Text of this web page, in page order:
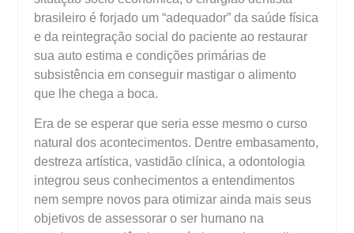
brasileiro é forjado um “adequador” da saúde física
e da reintegração social do paciente ao restaurar
sua auto estima e condições primárias de
subsistência em conseguir mastigar o alimento
que lhe chega a boca.
Era de se esperar que seria esse mesmo o curso
natural dos acontecimentos. Dentre embasamento,
destreza artística, vastidão clínica, a odontologia
integrou seus conhecimentos a entendimentos
nem sempre novos para otimizar ainda mais seus
objetivos de assessorar o ser humano na